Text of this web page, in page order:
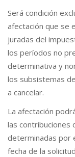
Será condición
afectación que se
juradas del
los períodos no
determinativa y
los subsistemas
a cancelar.
La afectación
las contribuciones
determinadas por
fecha de la